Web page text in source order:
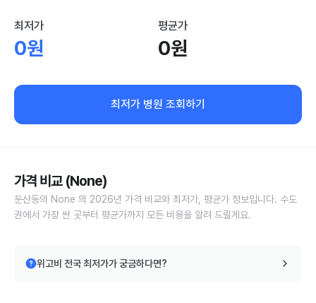
최저가
0원
평균가
0원
최저가 병원 조회하기
가격 비교 (None)
둔산동의 None 의 2026년 가격 비교와 최저가, 평균가 정보입니다. 수도
권에서 가장 싼 곳부터 평균가까지 모든 비용을 알려 드릴게요.
위고비 전국 최저가가 궁금하다면?